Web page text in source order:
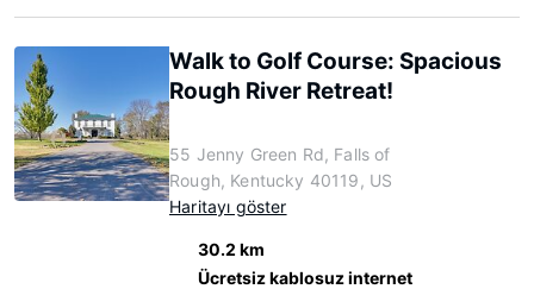
Walk to Golf Course: Spacious
Rough River Retreat!
55 Jenny Green Rd, Falls of
Rough, Kentucky 40119, US
Haritayı göster
30.2 km
Ücretsiz kablosuz internet